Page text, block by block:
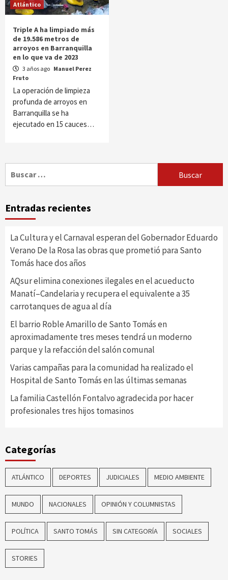
Atlántico
Triple A ha limpiado más
de 19.586 metros de
arroyos en Barranquilla
en lo que va de 2023
3 años ago Manuel Perez
Fruto
La operación de limpieza
profunda de arroyos en
Barranquilla se ha
ejecutado en 15 cauces…
Entradas recientes
La Cultura y el Carnaval esperan del Gobernador Eduardo
Verano De la Rosa las obras que prometió para Santo
Tomás hace dos años
AQsur elimina conexiones ilegales en el acueducto
Manatí–Candelaria y recupera el equivalente a 35
carrotanques de agua al día
El barrio Roble Amarillo de Santo Tomás en
aproximadamente tres meses tendrá un moderno
parque y la refacción del salón comunal
Varias campañas para la comunidad ha realizado el
Hospital de Santo Tomás en las últimas semanas
La familia Castellón Fontalvo agradecida por hacer
profesionales tres hijos tomasinos
Categorías
ATLÁNTICO DEPORTES JUDICIALES MEDIO AMBIENTE
MUNDO NACIONALES OPINIÓN Y COLUMNISTAS
POLÍTICA SANTO TOMÁS SIN CATEGORÍA SOCIALES
STORIES